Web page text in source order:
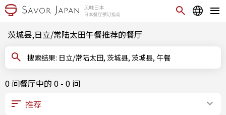
茨城县,日立/常陆太田午餐推荐的餐厅
搜索结果: 日立/常陆太田, 茨城县, 茨城县, 午餐
0 间餐厅中的 0 - 0 间